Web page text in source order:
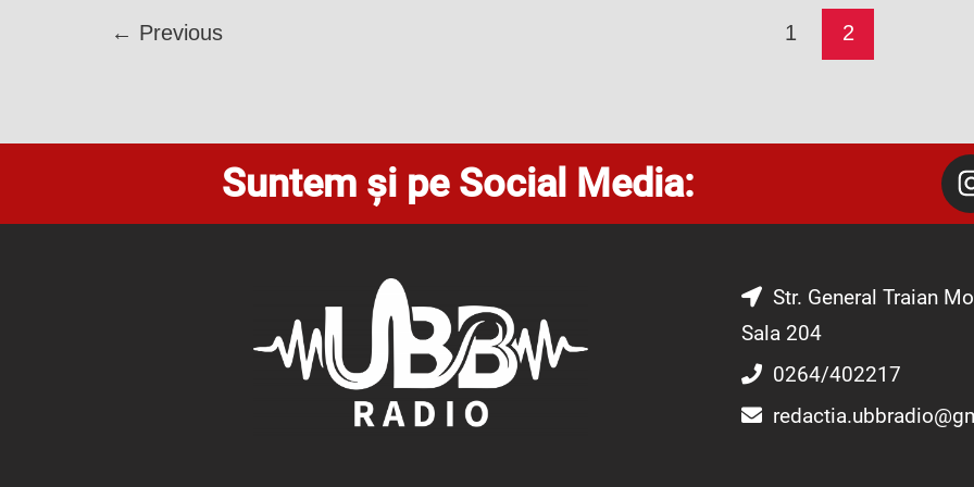
← Previous 1 2
Suntem și pe Social Media:
Str. General Traian
Sala 204
0264/402217